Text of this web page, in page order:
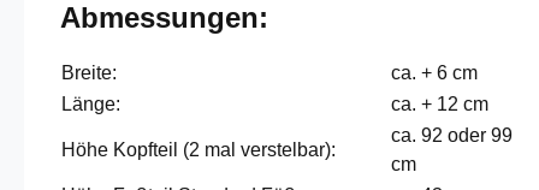
Abmessungen:
Breite:
ca. + 6 cm
Länge:
ca. + 12 cm
Höhe Kopfteil (2 mal verstelbar):
ca. 92 oder 99
cm